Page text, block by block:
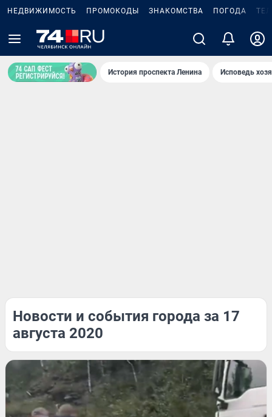
НЕДВИЖИМОСТЬ ПРОМОКОДЫ ЗНАКОМСТВА ПОГОДА
История проспекта Ленина Исповедь
Новости и события города за 17
августа 2020